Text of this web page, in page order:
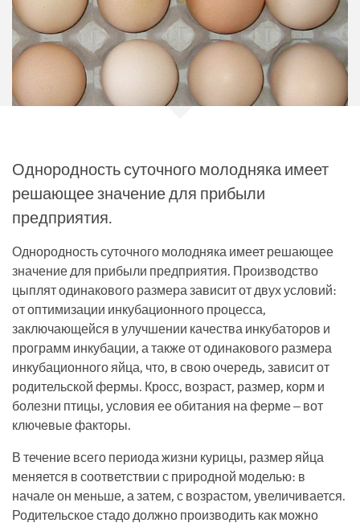
Однородность суточного молодняка имеет
решающее значение для прибыли
предприятия.
Однородность суточного молодняка имеет решающее
значение для прибыли предприятия. Производство
цыплят одинакового размера зависит от двух условий:
от оптимизации инкубационного процесса,
заключающейся в улучшении качества инкубаторов и
программ инкубации, а также от одинакового размера
инкубационного яйца, что, в свою очередь, зависит от
родительской фермы. Кросс, возраст, размер, корм и
болезни птицы, условия ее обитания на ферме – вот
ключевые факторы.
В течение всего периода жизни курицы, размер яйца
меняется в соответствии с природной моделью: в
начале он меньше, а затем, с возрастом, увеличивается.
Родительское стадо должно производить как можно